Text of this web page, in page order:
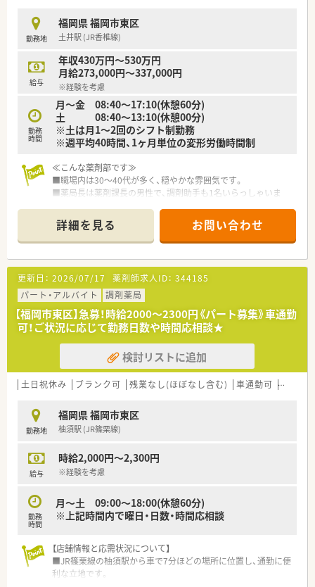
ご希望条件に合わせて求人をお探しします！
まずはお気軽にお問い合わせください。
勤務地
福岡県 福岡市東区
土井駅 (JR香椎線)
給与
年収430万円～530万円
月給273,000円～337,000円
※経験を考慮
勤務
時間
月～金 08:40～17:10(休憩60分)
土 08:40～13:10(休憩00分)
※土は月1～2回のシフト制勤務
※週平均40時間、1ヶ月単位の変形労働時間制
≪こんな薬剤部です≫
■職場内は30～40代が多く、穏やかな雰囲気です。
■薬局長は薬剤課長の男性で、調剤助手も1名いらっしゃいま
■緩和ケア病棟もございますので、経験者や資格をお持ちの方も
大歓迎です。
≪こんな病院です≫
■「無差別・平等の医療」を基本理念に病院づくりを行っていま
す。
■各関連病院と連携で療養医療、救急医療両方の専門性・総合性
を兼ね備えた医療を行っているので、薬剤師としてのスキルアッ
プを図ることができます。
■お車での通勤が便利な立地です。
■夜勤や、当直などはございません。
■残業時間は多い方で月10時間程度、少ない方は5時間未満と非
常に働きやすい環境です。
＜お休みの取り方について＞
子様の行事や、少しの時間だけ休みたい、といった方も流動的に
ご相談が出来る環境です。
詳細を見る お問い合わせ
更新日： 2026/07/17 薬剤師求人ID： 344185
パート・アルバイト
調剤薬局
【福岡市東区】急募！時給2000～2300円《パート募集》車通勤
可！ご状況に応じて勤務日数や時間応相談★
検討リストに追加
土日祝休み ブランク可 残業なし(ほぼなし含む) 車通勤可 シフト
勤務地
福岡県 福岡市東区
柚須駅 (JR篠栗線)
給与
時給2,000円～2,300円
※経験を考慮
勤務
時間
月～土 09:00～18:00(休憩60分)
※上記時間内で曜日・日数・時間応相談
【店舗情報と応需状況について】
■JR篠栗線の柚須駅から車で7分ほどの場所に位置し、通勤に便
利な立地です。